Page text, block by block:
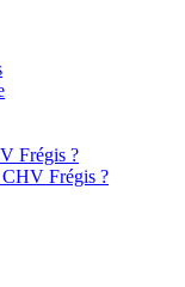
Frégis ?
CHV Frégis ?